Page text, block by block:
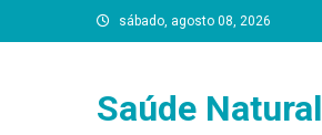
to
sábado, agosto 08, 2026
Saúde Natural